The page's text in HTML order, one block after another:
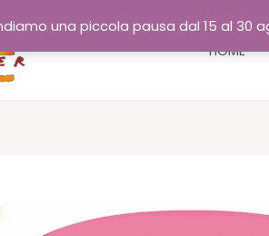
una piccola pausa dal 15 al 30
HOME